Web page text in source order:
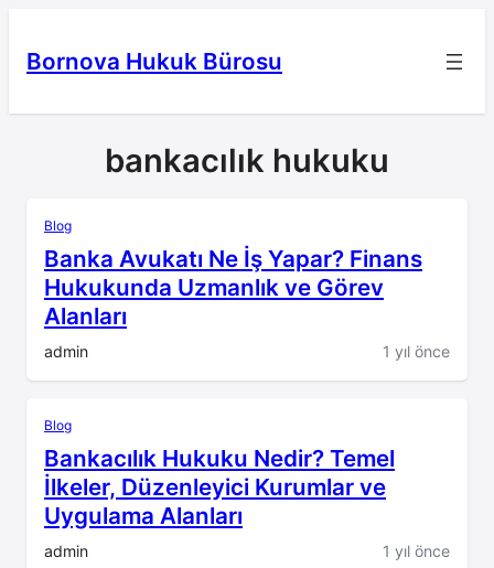
geçBornova Hukuk Bürosu
bankacılık hukuku
Blog
Banka Avukatı Ne İş Yapar? Finans
Hukukunda Uzmanlık ve Görev
Alanları
admin 1 yıl önce
Blog
Bankacılık Hukuku Nedir? Temel
İlkeler, Düzenleyici Kurumlar ve
Uygulama Alanları
admin 1 yıl önce